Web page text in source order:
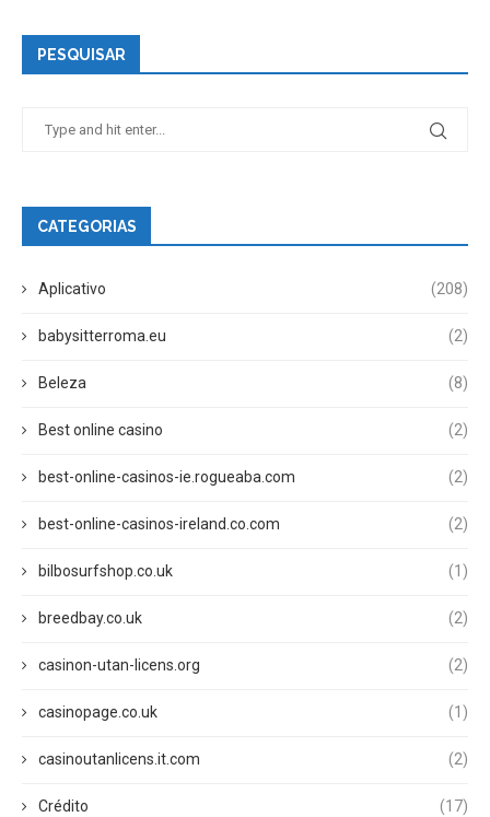
PESQUISAR
CATEGORIAS
Aplicativo (208)
babysitterroma.eu (2)
Beleza (8)
Best online casino (2)
best-online-casinos-ie.rogueaba.com (2)
best-online-casinos-ireland.co.com (2)
bilbosurfshop.co.uk (1)
breedbay.co.uk (2)
casinon-utan-licens.org (2)
casinopage.co.uk (1)
casinoutanlicens.it.com (2)
Crédito (17)